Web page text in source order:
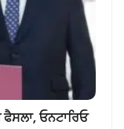
ਓਨਟਾਰਿਓ